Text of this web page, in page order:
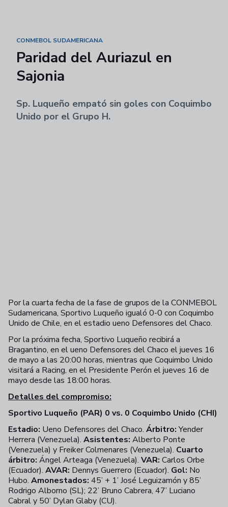
CONMEBOL SUDAMERICANA
Paridad del Auriazul en
Sajonia
Sp. Luqueño empató sin goles con Coquimbo
Unido por el Grupo H.
Por la cuarta fecha de la fase de grupos de la CONMEBOL
Sudamericana, Sportivo Luqueño igualó 0-0 con Coquimbo
Unido de Chile, en el estadio ueno Defensores del Chaco.
Por la próxima fecha, Sportivo Luqueño recibirá a
Bragantino, en el ueno Defensores del Chaco el jueves 16
de mayo a las 20:00 horas, mientras que Coquimbo Unido
visitará a Racing, en el Presidente Perón el jueves 16 de
mayo desde las 18:00 horas.
Detalles del compromiso:
Sportivo Luqueño (PAR) 0 vs. 0 Coquimbo Unido (CHI)
Estadio: Ueno Defensores del Chaco. Árbitro:Yender
Herrera (Venezuela). Asistentes: Alberto Ponte
(Venezuela) y Freiker Colmenares (Venezuela). Cuarto
árbitro: Ángel Arteaga (Venezuela). VAR: Carlos Orbe
(Ecuador). AVAR: Dennys Guerrero (Ecuador). Gol: No
Hubo. Amonestados: 45’ + 1’ José Leguizamón y 85’
Rodrigo Alborno (SL); 22’ Bruno Cabrera, 47’ Luciano
Cabral y 50’ Dylan Glaby (CU).